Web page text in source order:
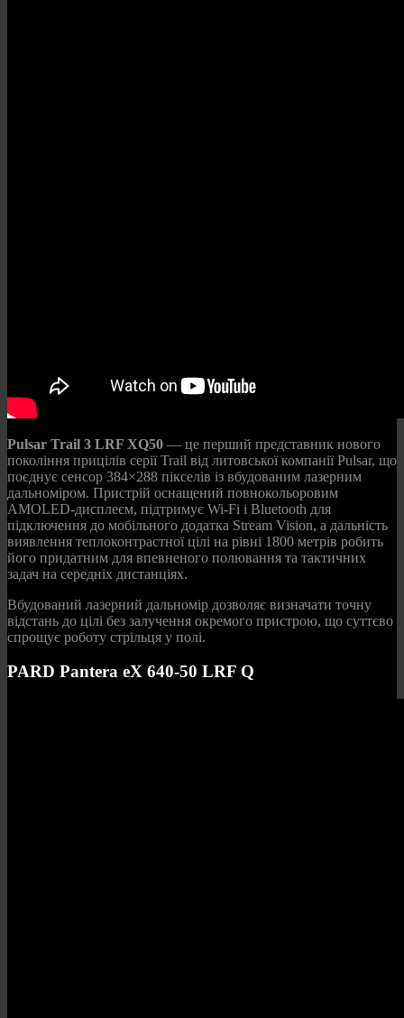
Pulsar Trail 3 LRF XQ50 — це перший представник нового
покоління прицілів серії Trail від литовської компанії Pulsar, що
поєднує сенсор 384×288 пікселів із вбудованим лазерним
дальноміром. Пристрій оснащений повнокольоровим
AMOLED-дисплеєм, підтримує Wi-Fi і Bluetooth для
підключення до мобільного додатка Stream Vision, а дальність
виявлення теплоконтрастної цілі на рівні 1800 метрів робить
його придатним для впевненого полювання та тактичних
задач на середніх дистанціях.
Вбудований лазерний дальномір дозволяє визначати точну
відстань до цілі без залучення окремого пристрою, що суттєво
спрощує роботу стрільця у полі.
PARD Pantera eX 640-50 LRF Q